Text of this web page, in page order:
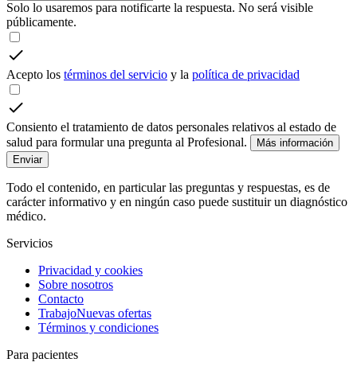
Solo lo usaremos para notificarte la respuesta. No será visible
públicamente.
Acepto los términos del servicio y la política de privacidad
Consiento el tratamiento de datos personales relativos al estado de
salud para formular una pregunta al Profesional.
Más información
Enviar
Todo el contenido, en particular las preguntas y respuestas, es de
carácter informativo y en ningún caso puede sustituir un diagnóstico
médico.
Servicios
Privacidad y cookies
Sobre nosotros
Contacto
TrabajoNuevas ofertas
Términos y condiciones
Para pacientes